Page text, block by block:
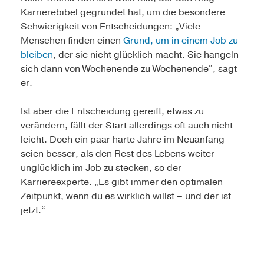
Karrierebibel gegründet hat, um die besondere
Schwierigkeit von Entscheidungen: „Viele
Menschen finden einen Grund, um in einem Job zu
bleiben, der sie nicht glücklich macht. Sie hangeln
sich dann von Wochenende zu Wochenende“, sagt
er.
Ist aber die Entscheidung gereift, etwas zu
verändern, fällt der Start allerdings oft auch nicht
leicht. Doch ein paar harte Jahre im Neuanfang
seien besser, als den Rest des Lebens weiter
unglücklich im Job zu stecken, so der
Karriereexperte. „Es gibt immer den optimalen
Zeitpunkt, wenn du es wirklich willst – und der ist
jetzt.“